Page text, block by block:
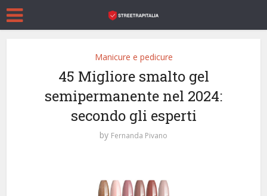
Manicure e pedicure
45 Migliore smalto gel
semipermanente nel 2024:
secondo gli esperti
by Fernanda Pivano